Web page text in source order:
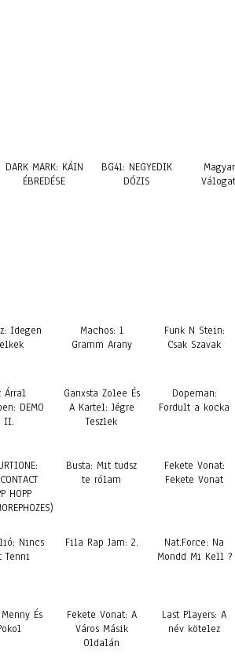
DARK MARK: KÁIN
ÉBREDÉSE
BG41: NEGYEDIK
DÓZIS
Idegen
Machos: 1
Gramm Arany
Funk N Stein:
Csak Szavak
Árral
DEMO
II.
Ganxsta Zolee És
A Kartel: Jégre
Teszlek
Dopeman:
Fordult a kocka
HOPP
Busta: Mit tudsz
te rólam
Fekete Vonat:
Fekete Vonat
Nincs
Tenni
Fila Rap Jam: 2.
Nat.Force: Na
Mondd Mi Kell ?
És
Fekete Vonat: A
Város Másik
Oldalán
Last Players: A
név kötelez